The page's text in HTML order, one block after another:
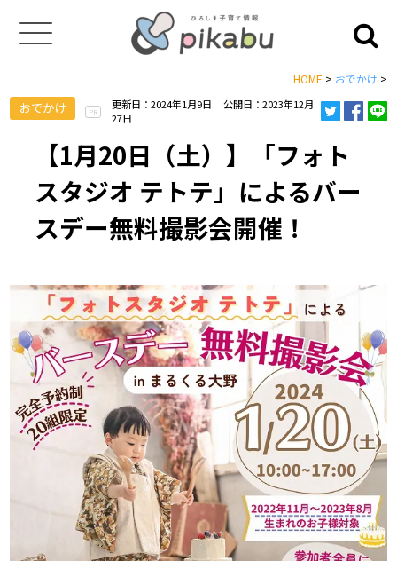
HOME > おでかけ >
おでかけ PR
更新日：2024年1月9日
公開日：2023年12月
27日
【1月20日（土）】「フォト
スタジオ テトテ」によるバー
スデー無料撮影会開催！